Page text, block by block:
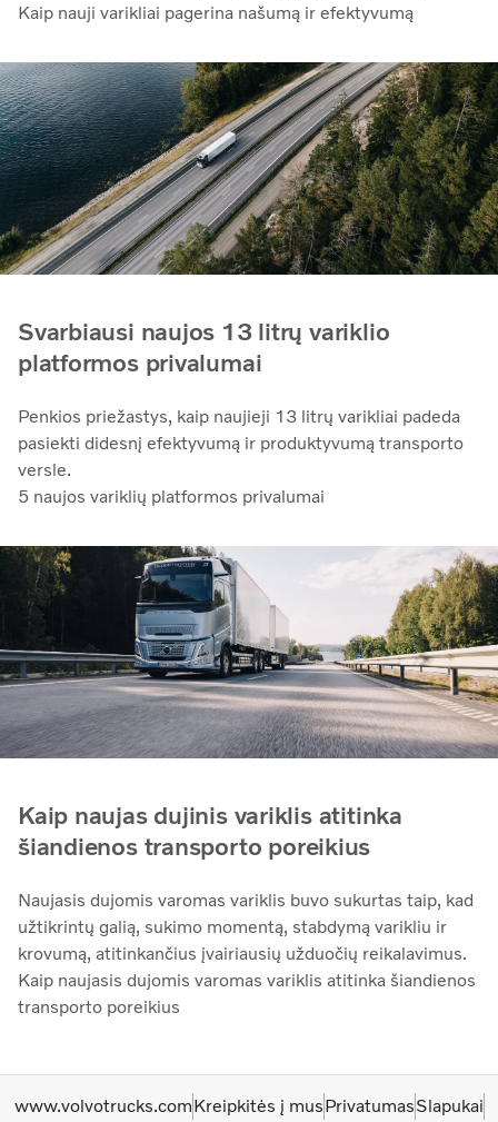
Kaip nauji varikliai pagerina našumą ir efektyvumą
Svarbiausi naujos 13 litrų variklio
platformos privalumai
Penkios priežastys, kaip naujieji 13 litrų varikliai padeda
pasiekti didesnį efektyvumą ir produktyvumą transporto
versle.
5 naujos variklių platformos privalumai
Kaip naujas dujinis variklis atitinka
šiandienos transporto poreikius
Naujasis dujomis varomas variklis buvo sukurtas taip, kad
užtikrintų galią, sukimo momentą, stabdymą varikliu ir
krovumą, atitinkančius įvairiausių užduočių reikalavimus.
Kaip naujasis dujomis varomas variklis atitinka šiandienos
transporto poreikius
www.volvotrucks.comKreipkitės į musPrivatumasSlapukai